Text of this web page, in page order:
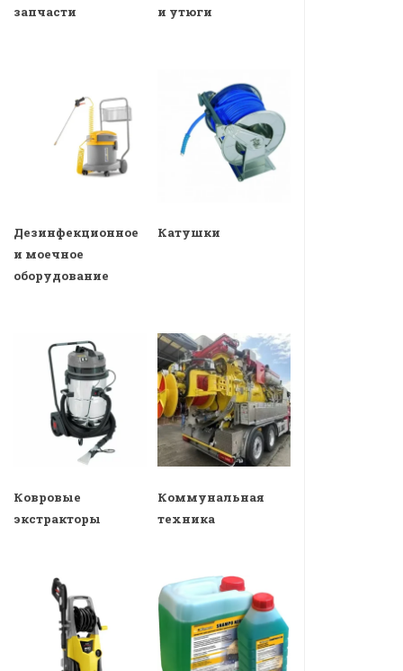
запчасти
и утюги
Дезинфекционное
и моечное
оборудование
Катушки
Ковровые
экстракторы
Коммунальная
техника